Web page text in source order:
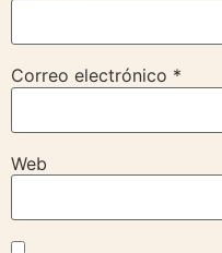
Correo electrónico *
Web